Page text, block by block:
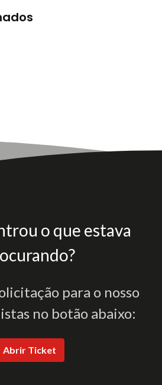
o que estava
para o nosso
no botão abaixo:
Abrir Ticket